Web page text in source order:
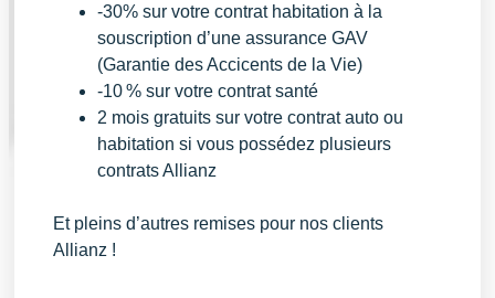
-30% sur votre contrat habitation à la
souscription d’une assurance GAV
(Garantie des Accicents de la Vie)
-10 % sur votre contrat santé
2 mois gratuits sur votre contrat auto ou
habitation si vous possédez plusieurs
contrats Allianz
Et pleins d’autres remises pour nos clients
Allianz !